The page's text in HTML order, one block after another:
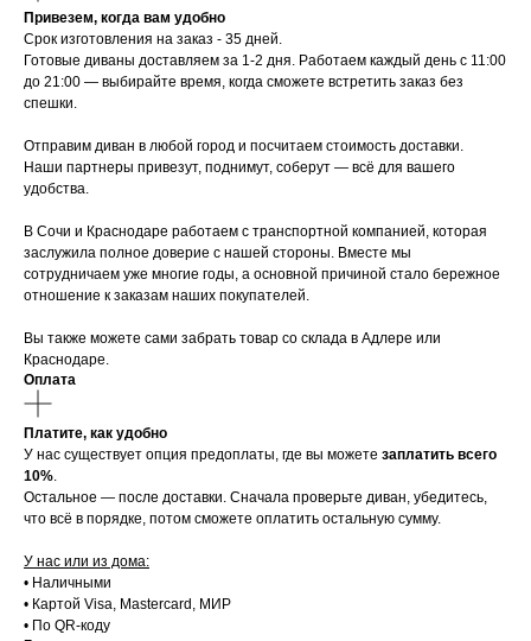
Привезем, когда вам удобно
Срок изготовления на заказ - 35 дней.
Готовые диваны доставляем за 1-2 дня. Работаем каждый день с 11:00
до 21:00 — выбирайте время, когда сможете встретить заказ без
спешки.
Отправим диван в любой город и посчитаем стоимость доставки.
Наши партнеры привезут, поднимут, соберут — всё для вашего
удобства.
В Сочи и Краснодаре работаем с транспортной компанией, которая
заслужила полное доверие с нашей стороны. Вместе мы
сотрудничаем уже многие годы, а основной причиной стало бережное
отношение к заказам наших покупателей.
Вы также можете сами забрать товар со склада в Адлере или
Краснодаре.
Оплата
Платите, как удобно
У нас существует опция предоплаты, где вы можете заплатить всего
10%
Остальное — после доставки. Сначала проверьте диван, убедитесь,
что всё в порядке, потом сможете оплатить остальную сумму.
У нас или из дома:
• Наличными
• Картой Visa, Mastercard, МИР
• По QR-коду